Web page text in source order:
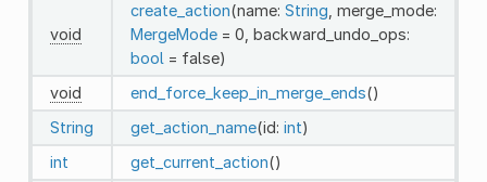
void
create_action(name: String , merge_mode:
MergeMode= 0, backward_undo_ops:
bool = false)
void
end_force_keep_in_merge_ends()
String
get_action_name(id: int)
int
get_current_action()